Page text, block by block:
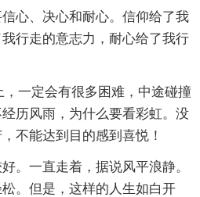
心、决心和耐心。信仰给了我
行走的意志力，耐心给了我行
，一定会有很多困难，中途碰撞
历风雨，为什么要看彩虹。没
不能达到目的感到喜悦！
。一直走着，据说风平浪静。
。但是，这样的人生如白开